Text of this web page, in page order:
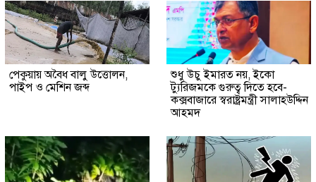
পেকুয়ায় অবৈধ বালু উত্তোলন,
পাইপ ও মেশিন জব্দ
শুধু উচু ইমারত নয়, ইকো
ট্যুরিজমকে গুরুত্ব দিতে হবে-
কক্সবাজারে স্বরাষ্ট্রমন্ত্রী সালাহউদ্দিন
আহমদ